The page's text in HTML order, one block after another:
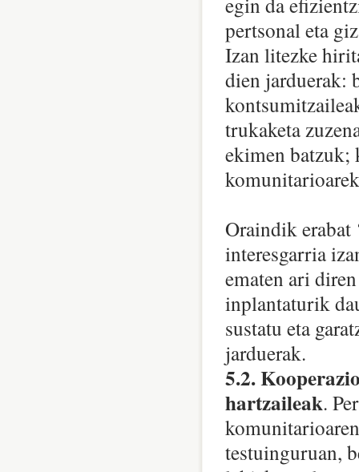
pertsonal eta
Izan litezke
dien jarduerak:
trukaketa
ekimen batzuk;
Oraindik erabat
interesgarria
ematen ari
inplantaturik
sustatu eta
jarduerak.
5.2.
hartzaileak.
testuinguruan,